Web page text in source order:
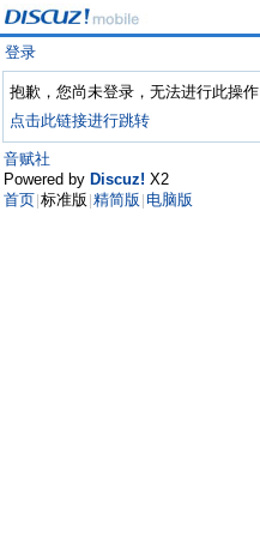
登录
抱歉，您尚未登录，无法进行此操作
点击此链接进行跳转
音赋社
Powered by Discuz! X2
首页 标准版 精简版 电脑版